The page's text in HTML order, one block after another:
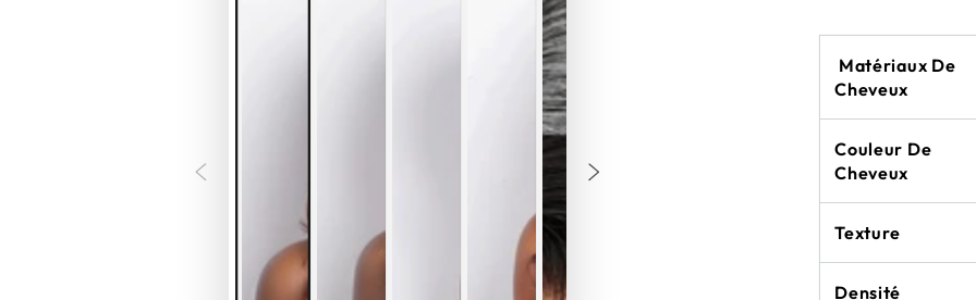
Matériaux De
Cheveux
Couleur De
Cheveux
Texture
Densité